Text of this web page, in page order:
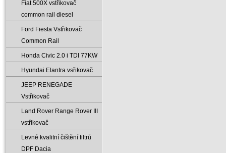
Fiat 500X vstřikovač
common rail diesel
Ford Fiesta Vstřikovač
Common Rail
Honda Civic 2.0 i TDI 77KW
Hyundai Elantra vsřikovač
JEEP RENEGADE
Vstřikovač
Land Rover Range Rover III
vstřikovač
Levné kvalitní čištění filtrů
DPF Dacia